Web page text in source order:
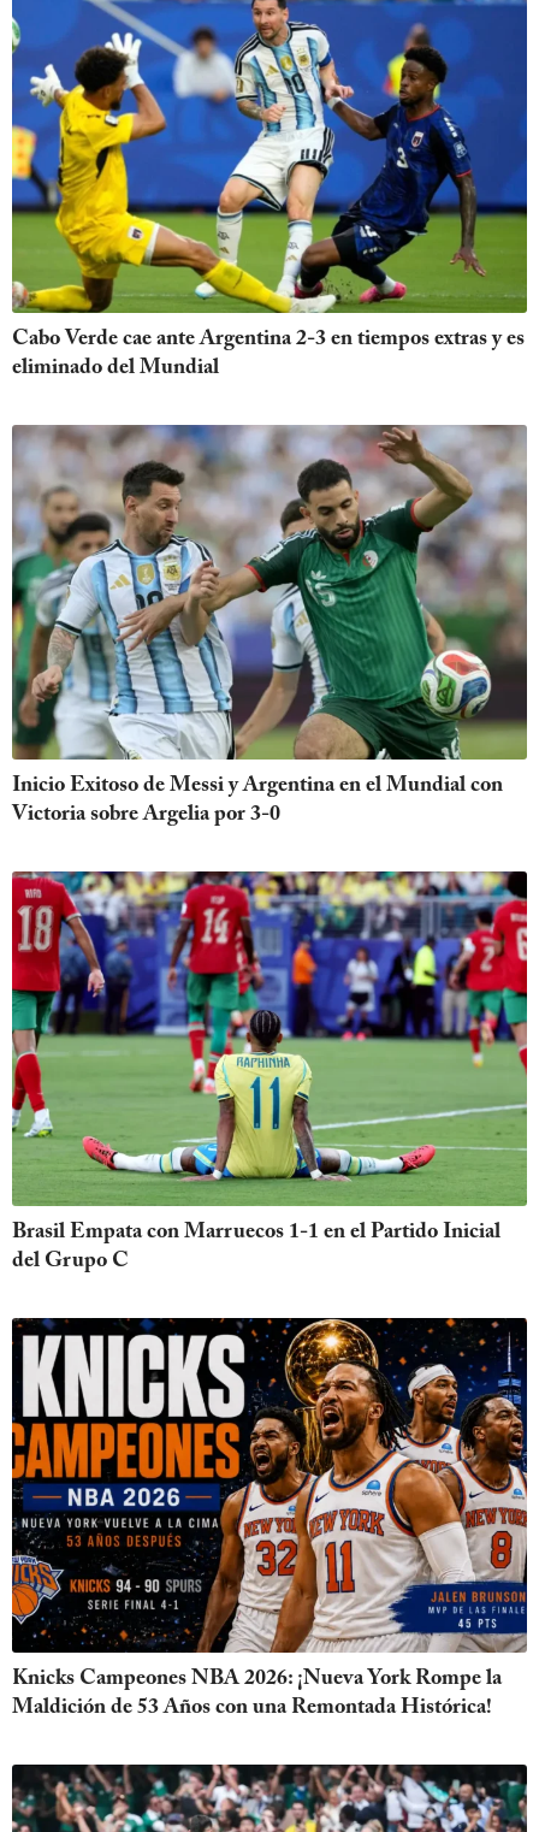
Cabo Verde cae ante Argentina 2-3 en tiempos extras y es
eliminado del Mundial
Inicio Exitoso de Messi y Argentina en el Mundial con
Victoria sobre Argelia por 3-0
Brasil Empata con Marruecos 1-1 en el Partido Inicial
del Grupo C
Knicks Campeones NBA 2026: ¡Nueva York Rompe la
Maldición de 53 Años con una Remontada Histórica!